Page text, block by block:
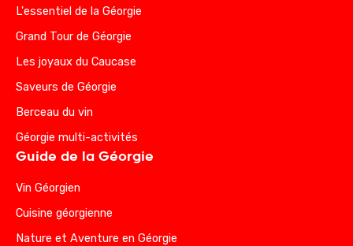
L'essentiel de la Géorgie
Grand Tour de Géorgie
Les joyaux du Caucase
Saveurs de Géorgie
Berceau du vin
Géorgie multi-activités
Guide de la Géorgie
Vin Géorgien
Cuisine géorgienne
Nature et Aventure en Géorgie